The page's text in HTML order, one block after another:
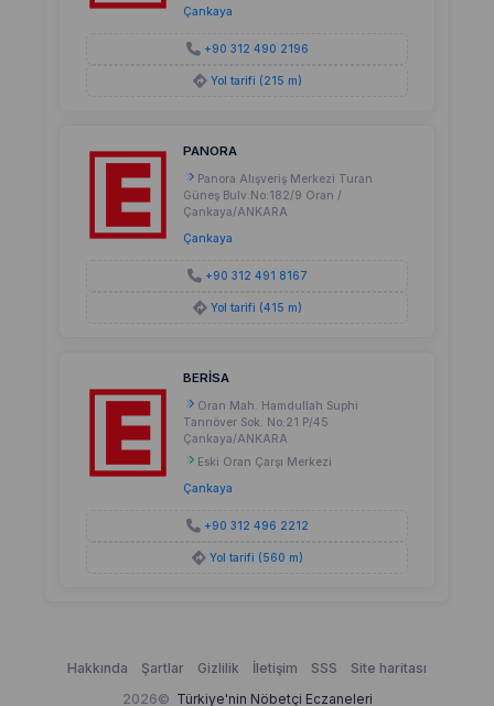
Çankaya
+90 312 490 2196
Yol tarifi (215 m)
PANORA
Panora Alışveriş Merkezi Turan
Güneş Bulv.No:182/9 Oran /
Çankaya/ANKARA
Çankaya
+90 312 491 8167
Yol tarifi (415 m)
BERİSA
Oran Mah. Hamdullah Suphi
Tanrıöver Sok. No:21 P/45
Çankaya/ANKARA
Eski Oran Çarşı Merkezi
Çankaya
+90 312 496 2212
Yol tarifi (560 m)
2026© Türkiye'nin Nöbetçi Eczaneleri
Hakkında Şartlar Gizlilik İletişim SSS Site haritası